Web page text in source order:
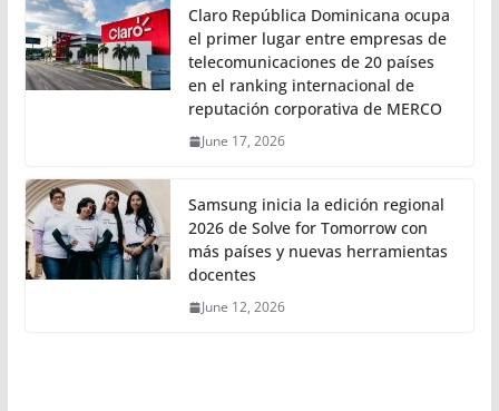
Claro República Dominicana ocupa
el primer lugar entre empresas de
telecomunicaciones de 20 países
en el ranking internacional de
reputación corporativa de MERCO
June 17, 2026
Samsung inicia la edición regional
2026 de Solve for Tomorrow con
más países y nuevas herramientas
docentes
June 12, 2026